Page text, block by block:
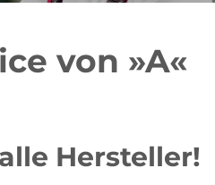
von »A«
Hersteller!